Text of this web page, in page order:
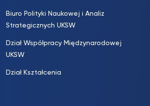
Biuro Polityki Naukowej i Analiz
Strategicznych UKSW
Dział Współpracy Międzynarodowej
UKSW
Dział Kształcenia